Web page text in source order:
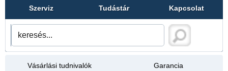
Szerviz Tudástár Kapcsolat
Vásárlási tudnivalók Garancia